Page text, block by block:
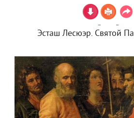
Эсташ Лесюэр. Святой